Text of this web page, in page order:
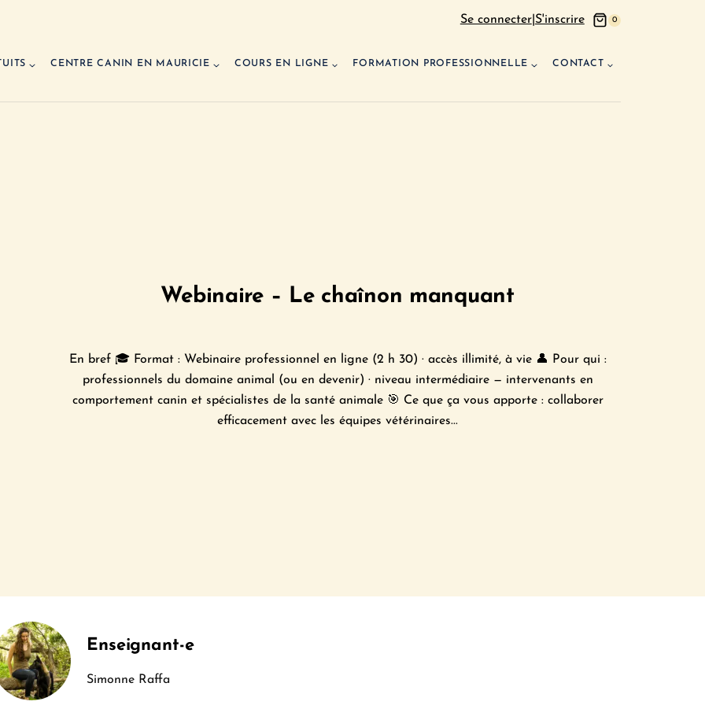
Se connecter| S'inscrire 0
CENTRE CANIN EN MAURICIE COURS EN LIGNE FORMATION PROFESSIONNELLE CONTACT
Webinaire – Le chaînon manquant
En bref 🎓 Format : Webinaire professionnel en ligne (2 h 30) · accès illimité, à vie 👤 Pour qui :
professionnels du domaine animal (ou en devenir) · niveau intermédiaire — intervenants en
comportement canin et spécialistes de la santé animale 🎯 Ce que ça vous apporte : collaborer
efficacement avec les équipes vétérinaires...
Enseignant-e
Simonne Raffa